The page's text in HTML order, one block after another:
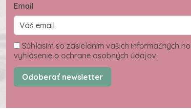
Email
Súhlasím so zasielaním vašich informačných
vyhlásenie o ochrane osobných údajov.
Odoberať newsletter